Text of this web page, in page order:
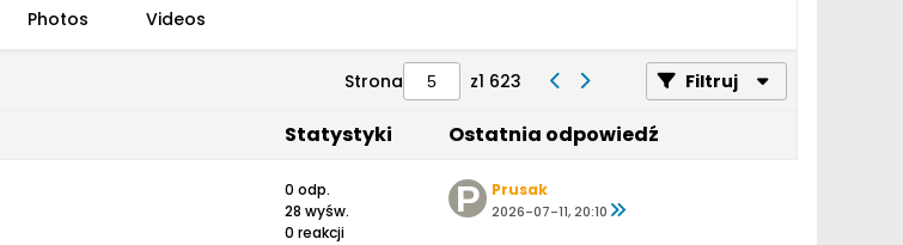
Photos Videos
Strona z1 623 Filtruj
Statystyki Ostatnia odpowiedź
0 odp.
28 wyśw.
0 reakcji
Prusak
2026-07-11, 20:10